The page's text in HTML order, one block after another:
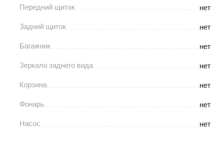
Передний щиток нет
Задний щиток нет
Багажник нет
Зеркало заднего вида нет
Корзина нет
Фонарь нет
Насос нет